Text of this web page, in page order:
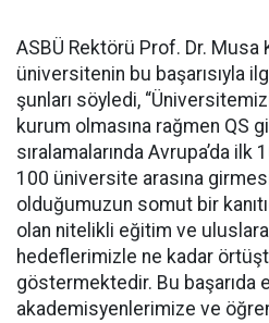
ASBÜ Rektörü Prof. Dr. Musa
üniversitenin bu başarısıyla
şunları söyledi,
kurum olmasına rağmen QS
sıralamalarında Avrupa’da ilk
100 üniversite arasına
olduğumuzun somut bir
olan nitelikli eğitim ve
hedeflerimizle ne kadar
göstermektedir. Bu başarıda
akademisyenlerimize ve